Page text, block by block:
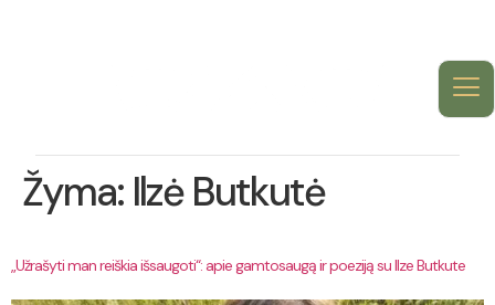
Žyma: Ilzė Butkutė
„Užrašyti man reiškia išsaugoti“: apie gamtosaugą ir poeziją su Ilze Butkute